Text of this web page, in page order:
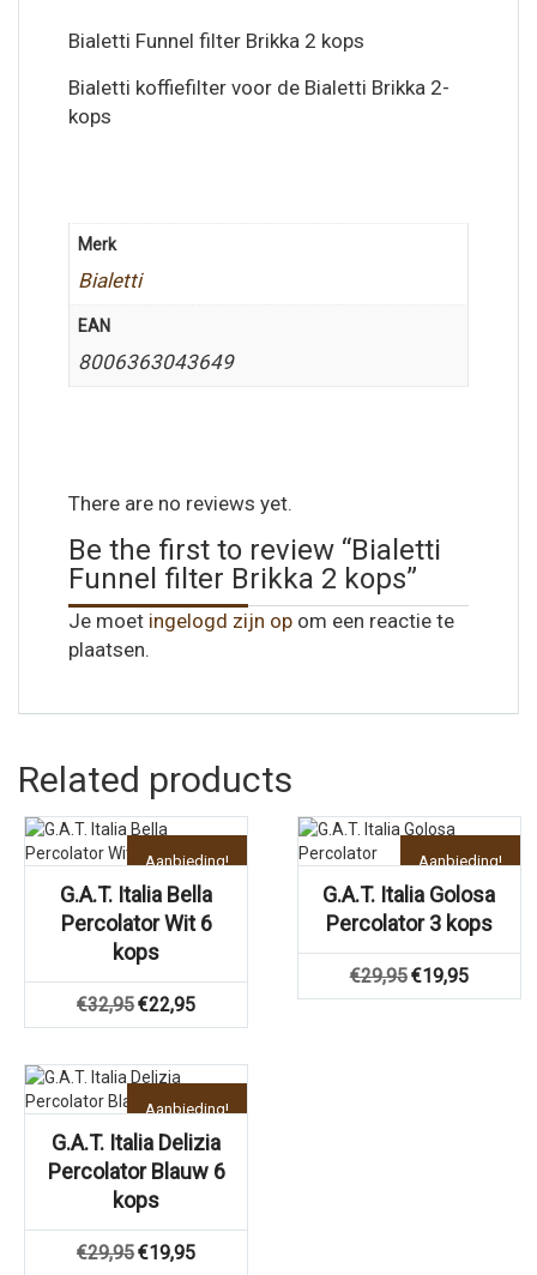
Bialetti Funnel filter Brikka 2 kops
Bialetti koffiefilter voor de Bialetti Brikka 2-
kops
Merk
Bialetti
EAN
8006363043649
There are no reviews yet.
Be the first to review “Bialetti
Funnel filter Brikka 2 kops”
Je moet ingelogd zijn op om een reactie te
plaatsen.
Related products
Aanbieding!
G.A.T. Italia Bella
Percolator Wit 6
kops
€32,95 Oorspronkelijke
prijs
€22,95Huidige
Aanbieding!
G.A.T. Italia Golosa
Percolator 3 kops
€29,95 Oorspronkelijke
prijs
€19,95Huidige
prijs
Aanbieding!
G.A.T. Italia Delizia
Percolator Blauw 6
kops
€29,95 Oorspronkelijke
prijs
€19,95Huidige